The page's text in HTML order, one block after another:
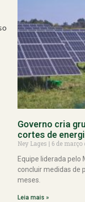
Governo cria
cortes de
Ney Lages
6 de março
Equipe liderada pelo
concluir medidas de
meses.
Leia mais »